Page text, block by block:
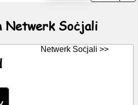
Netwerk Soċjali
Netwerk Soċjali >>